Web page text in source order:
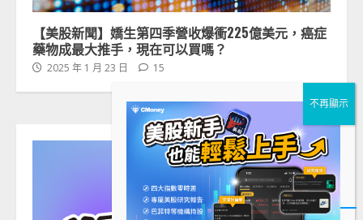
【美股新聞】嬌生第四季營收爆衝225億美元，癌症
藥物成最大推手，現在可以買嗎？
2025 年 1 月 23 日 15